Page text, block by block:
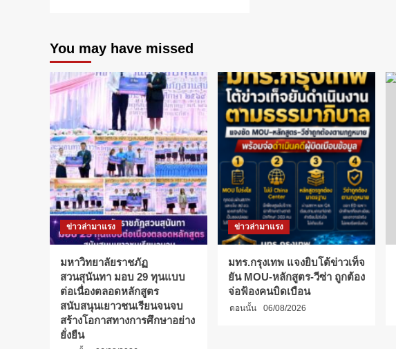
ธนาคาร
SCB
Young
Tech
Scholarship
2024
เรียน
ต่อ
ป.ตรี
ต่าง
ประเทศ
ฟรี!
100%
You may have missed
ข่าวล่ามาแรง
มหาวิทยาลัยราชภัฏ
สวนสุนันทา มอบ 29 ทุนแบบ
ต่อเนื่องตลอดหลักสูตร
สนับสนุนเยาวชนเรียนจนจบ
สร้างโอกาสทางการศึกษาอย่าง
ยั่งยืน
ข่าวล่ามาแรง
มทร.กรุงเทพ แจงยิบโต้ข่าวเท็จ
ยัน MOU-หลักสูตร-วีซ่า ถูกต้อง
จ่อฟ้องคนบิดเบือน
ตอนนั้น 06/08/2026